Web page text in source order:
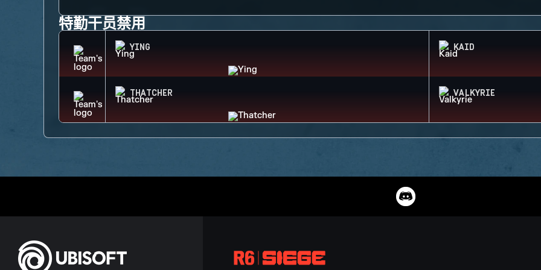
特勤干员禁用
YING KAID
THATCHER VALKYRIE